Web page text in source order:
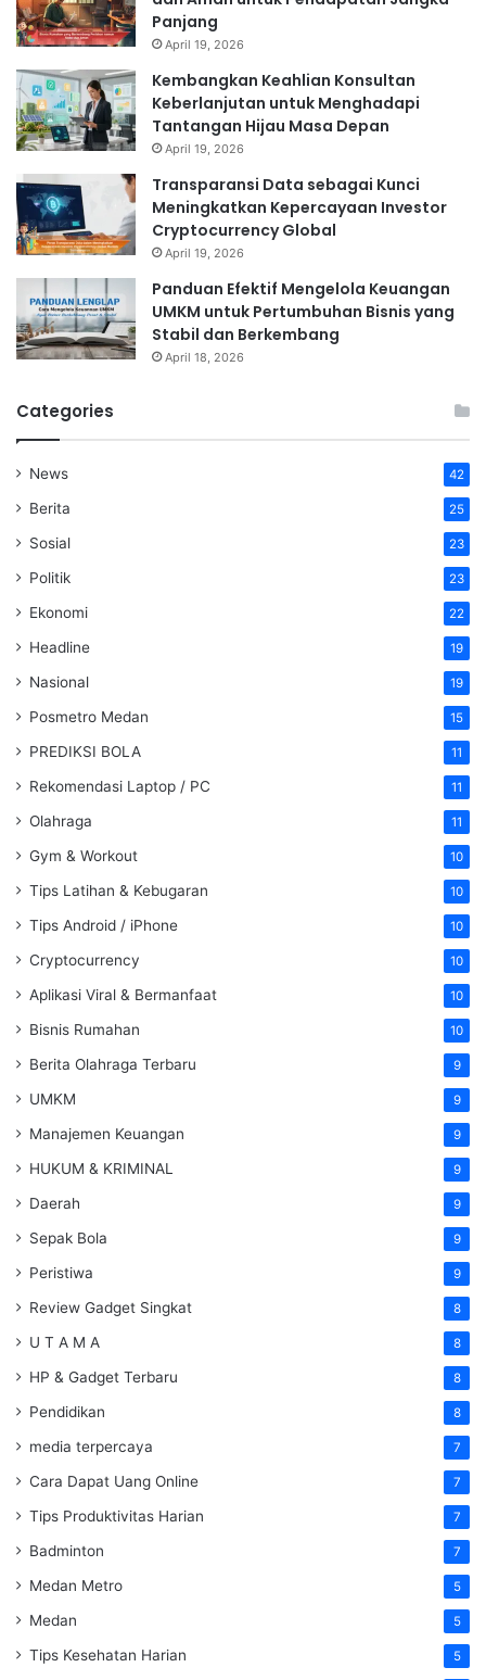
Panjang
April 19, 2026
Kembangkan Keahlian Konsultan
Keberlanjutan untuk Menghadapi
Tantangan Hijau Masa Depan
April 19, 2026
Transparansi Data sebagai Kunci
Meningkatkan Kepercayaan Investor
Cryptocurrency Global
April 19, 2026
Panduan Efektif Mengelola Keuangan
UMKM untuk Pertumbuhan Bisnis yang
Stabil dan Berkembang
April 18, 2026
Categories
News 42
Berita 25
Sosial 23
Politik 23
Ekonomi 22
Headline 19
Nasional 19
Posmetro Medan 15
PREDIKSI BOLA 11
Rekomendasi Laptop / PC 11
Olahraga 11
Gym & Workout 10
Tips Latihan & Kebugaran 10
Tips Android / iPhone 10
Cryptocurrency 10
Aplikasi Viral & Bermanfaat 10
Bisnis Rumahan 10
Berita Olahraga Terbaru 9
UMKM 9
Manajemen Keuangan 9
HUKUM & KRIMINAL 9
Daerah 9
Sepak Bola 9
Peristiwa 9
Review Gadget Singkat 8
U T A M A 8
HP & Gadget Terbaru 8
Pendidikan 8
media terpercaya 7
Cara Dapat Uang Online 7
Tips Produktivitas Harian 7
Badminton 7
Medan Metro 5
Medan 5
Tips Kesehatan Harian 5